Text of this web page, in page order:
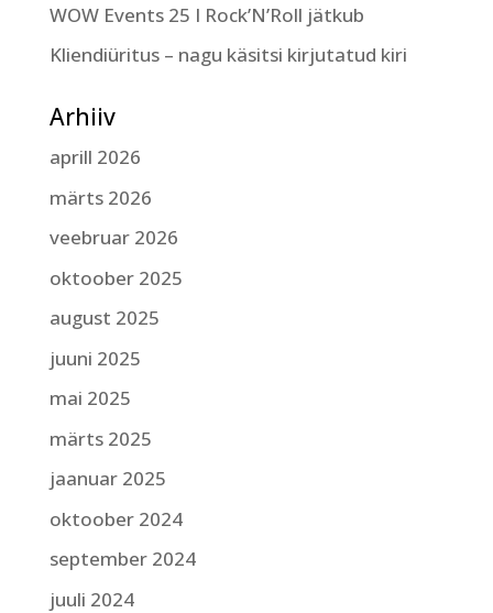
WOW Events 25 I Rock’N’Roll jätkub
Kliendiüritus – nagu käsitsi kirjutatud kiri
Arhiiv
aprill 2026
märts 2026
veebruar 2026
oktoober 2025
august 2025
juuni 2025
mai 2025
märts 2025
jaanuar 2025
oktoober 2024
september 2024
juuli 2024